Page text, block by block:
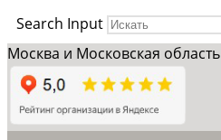
Search Input
Москва и Московская область